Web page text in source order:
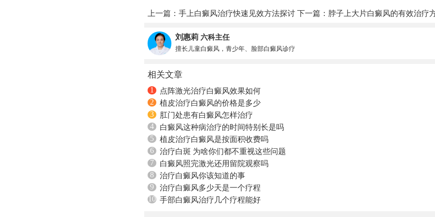
上一篇： 手上白癜风治疗快速见效方法探讨 下一篇： 脖子上大片白癜风的有效治疗
刘惠莉 六科主任
擅长儿童白癜风，青少年、脸部白癜风诊疗
相关文章
1
点阵激光治疗白癜风效果如何
2
植皮治疗白癜风的价格是多少
3
肛门处患有白癜风怎样治疗
4
白癜风这种病治疗的时间特别长是吗
5
植皮治疗白癜风是按面积收费吗
6
治疗白斑 为啥你们都不重视这些问题
7
白癜风照完激光还用留院观察吗
8
治疗白癜风你该知道的事
9
治疗白癜风多少天是一个疗程
10 手部白癜风治疗几个疗程能好